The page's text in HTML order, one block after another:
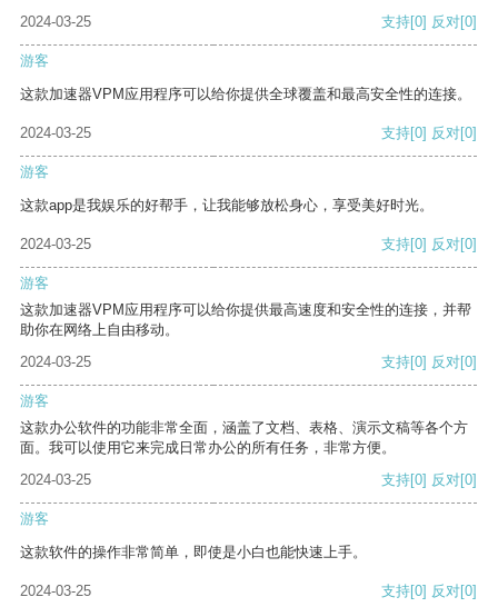
2024-03-25
支持[0] 反对[0]
游客
这款加速器VPM应用程序可以给你提供全球覆盖和最高安全性的连接。
2024-03-25 支持[0] 反对[0]
游客
这款app是我娱乐的好帮手，让我能够放松身心，享受美好时光。
2024-03-25 支持[0] 反对[0]
游客
这款加速器VPM应用程序可以给你提供最高速度和安全性的连接，并帮
助你在网络上自由移动。
2024-03-25
支持[0] 反对[0]
游客
这款办公软件的功能非常全面，涵盖了文档、表格、演示文稿等各个方
面。我可以使用它来完成日常办公的所有任务，非常方便。
2024-03-25
支持[0] 反对[0]
游客
这款软件的操作非常简单，即使是小白也能快速上手。
2024-03-25 支持[0] 反对[0]